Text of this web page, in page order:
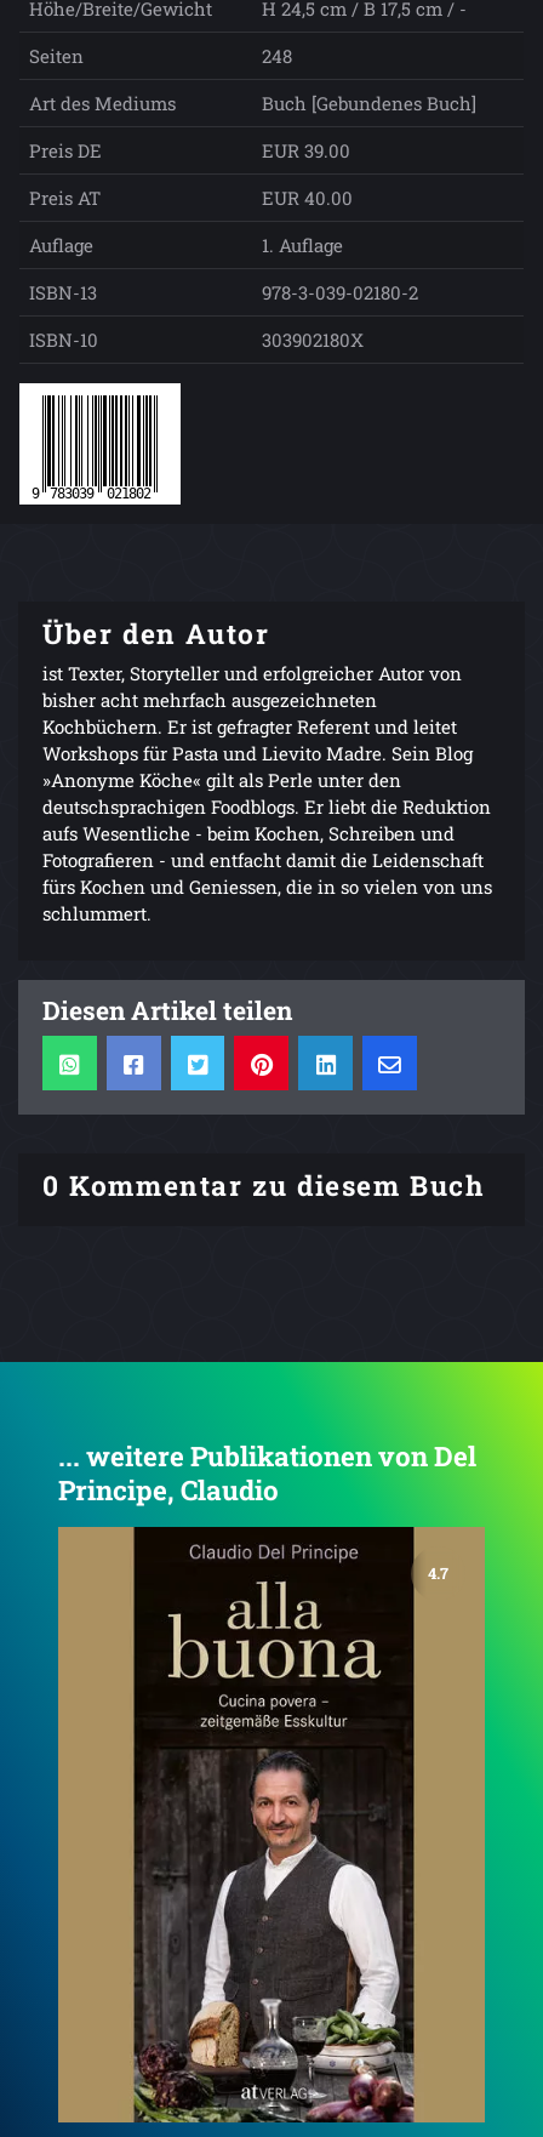
Höhe/Breite/Gewicht
H 24,5 cm / B 17,5 cm / -
Seiten
248
Art des Mediums
Buch [Gebundenes Buch]
Preis DE
EUR 39.00
Preis AT
EUR 40.00
Auflage
1. Auflage
ISBN-13
978-3-039-02180-2
ISBN-10
303902180X
Über den Autor
ist Texter, Storyteller und erfolgreicher Autor von
bisher acht mehrfach ausgezeichneten
Kochbüchern. Er ist gefragter Referent und leitet
Workshops für Pasta und Lievito Madre. Sein Blog
»Anonyme Köche« gilt als Perle unter den
deutschsprachigen Foodblogs. Er liebt die Reduktion
aufs Wesentliche - beim Kochen, Schreiben und
Fotografieren - und entfacht damit die Leidenschaft
fürs Kochen und Geniessen, die in so vielen von uns
schlummert.
Diesen Artikel teilen
0 Kommentar zu diesem Buch
... weitere Publikationen von Del
Principe, Claudio
4.3